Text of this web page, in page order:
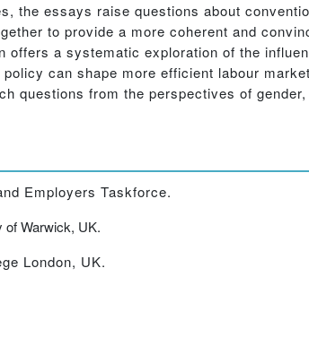
the essays raise questions about
to provide a more coherent and
a systematic exploration of the
can shape more efficient labour
questions from the perspectives of
Employers Taskforce.
of Warwick, UK.
London, UK.